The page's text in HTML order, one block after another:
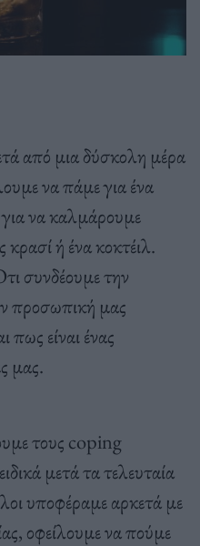
από μια δύσκολη μέρα
να πάμε για ένα
να καλμάρουμε
ή ένα κοκτέιλ.
συνδέουμε την
προσωπική μας
είναι ένας
μας.
τους coping
μετά τα τελευταία
υποφέραμε αρκετά με
οφείλουμε να πούμε